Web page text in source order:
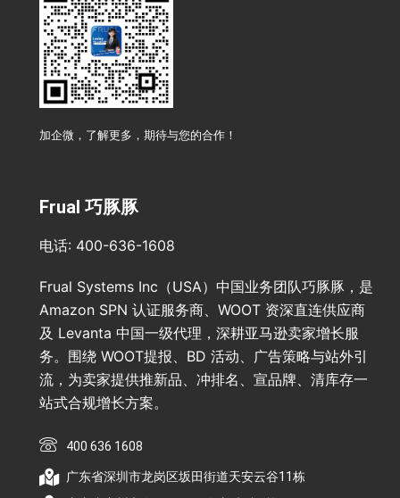
加企微，了解更多，期待与您的合作！
Frual 巧豚豚
电话: 400-636-1608
Frual Systems Inc（USA）中国业务团队巧豚豚，是
Amazon SPN 认证服务商、WOOT 资深直连供应商
及 Levanta 中国一级代理，深耕亚马逊卖家增长服
务。围绕 WOOT提报、BD 活动、广告策略与站外引
流，为卖家提供推新品、冲排名、宣品牌、清库存一
站式合规增长方案。
400 636 1608
广东省深圳市龙岗区坂田街道天安云谷11栋